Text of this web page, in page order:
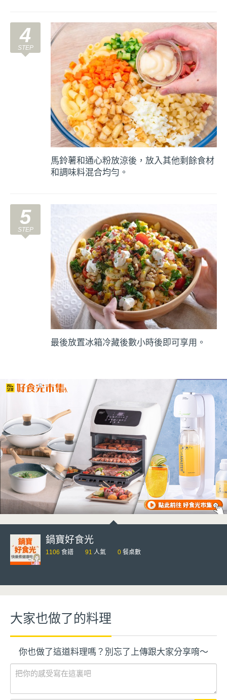
4
馬鈴薯和通心粉放涼後，放入其他剩餘食材
和調味料混合均勻。
5
最後放置冰箱冷藏後數小時後即可享用。
鍋寶好食光
1106 食譜 91 人氣 0 餐桌數
大家也做了的料理
你也做了這道料理嗎？別忘了上傳跟大家分享唷～